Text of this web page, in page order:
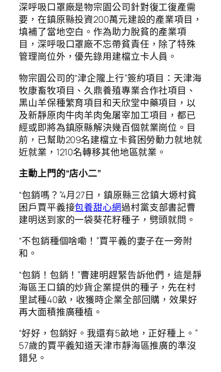
深呼吸口罩廠是物宗園公司針對復工復產需
要，在鎮原縣投資200萬元建設的產業項目，
填補了當地空白。作為助力脫貧的產業項
目，深呼吸口罩廠不忘帶貧責任，除了特殊
管理崗位外，優先錄用建檔立卡人員。
物宗園公司的“津企隴上行”簽約項目：天津海
牧康畜牧項目、久鼎養殖專業合作社項目、
黑山羊保種繁育項目和天欣堂中藥項目，以
及新靜原肉牛肉羊肉兔屠宰加工項目，都已
經或即將為鎮原縣解決幾百個就業崗位。目
前，已幫助209名建檔立卡貧困勞動力就地就
近就業，1210名轉移其他地區就業。
主動上門的“店小二”
“包銷嗎？”4月27日，鎮原縣三岔鎮大塬村貧
困戶賈平義接包養甜心網過村黨支部書記曹
建明送到家的一袋葵花籽種子，劈頭就問。
“不包銷種個啥嘞！”賈平義的妻子在一旁附
和。
“包銷！包銷！”曹建明趕緊告訴他們，這是靜
海區王口鎮的炒貨企業提供的種子，先在村
里試種40畝，收獲時企業全部回購，效果好
再大面積推廣種植。
“好好，包銷好。我還有5畝地，正好種上。”
57歲的賈平義知道天津市靜海區推廣的準沒
錯兒。